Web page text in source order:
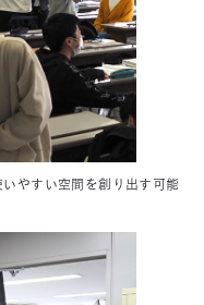
いやすい空間を創り出す可能